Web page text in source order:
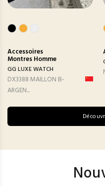
Accessoires
Montres Homme
GG LUXE WATCH
DX3388 MAILLON B-
ARGEN...